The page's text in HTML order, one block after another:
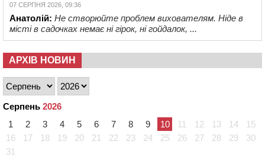
07 СЕРПНЯ 2026, 09:36
Анатолій: Не створюйте проблем вихователям. Ніде в
місті в садочках немає ні гірок, ні гойдалок, ...
АРХІВ НОВИН
Серпень 2026
1
2 3 4 5 6 7 8 9 10 11 12 13 14
15
16
17 18 19 20 21 22 23 24 25 26 27 28 29
30
31